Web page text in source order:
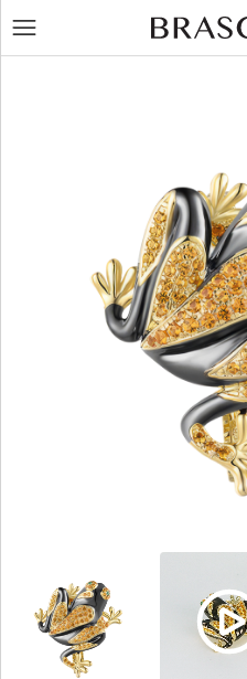
LT
Apyrankės
Pristatymas
Apmokėjimas